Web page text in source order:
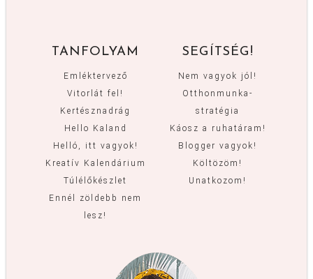
TANFOLYAM
Emléktervező
Vitorlát fel!
Kertésznadrág
Hello Kaland
Helló, itt vagyok!
Kreatív Kalendárium
Túlélőkészlet
Ennél zöldebb nem
lesz!
SEGÍTSÉG!
Nem vagyok jól!
Otthonmunka-
stratégia
Káosz a ruhatáram!
Blogger vagyok!
Költözöm!
Unatkozom!